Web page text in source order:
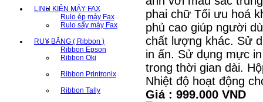
LINH KIỆN MÁY FAX
Rulo ép máy Fax
Rulo sấy máy Fax
RUY BĂNG ( Ribbon )
Ribbon Epson
Ribbon Oki
Ribbon Printronix
Ribbon Tally
phai chữ Tối ưu hoá
phủ cao giúp người
chất lượng khác. Sử
in ấn. Sử dụng mực
trong thời gian dài.
Nhiệt độ hoạt động
Giá : 999.000 VND